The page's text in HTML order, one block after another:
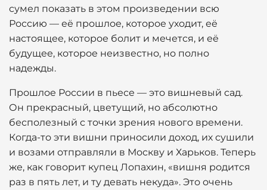
сумел показать в этом произведении всю
Россию — её прошлое, которое уходит, её
настоящее, которое болит и мечется, и её
будущее, которое неизвестно, но полно
надежды.
Прошлое России в пьесе — это вишневый сад.
Он прекрасный, цветущий, но абсолютно
бесполезный с точки зрения нового времени.
Когда-то эти вишни приносили доход, их сушили
и возами отправляли в Москву и Харьков. Теперь
же, как говорит купец Лопахин, «вишня родится
раз в пять лет, и ту девать некуда». Это очень